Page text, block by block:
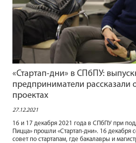
«Стартап-дни» в СПбПУ:
предприниматели рассказали
проектах
27.12.2021
16 и 17 декабря 2021 года в СПбПУ при
Пицца» прошли «Стартап-дни». 16 декабря
совет по стартапам, где бакалавры и